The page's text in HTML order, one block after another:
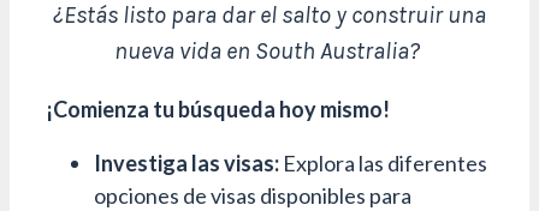
¿Estás listo para dar el salto y construir una
nueva vida en South Australia?
¡Comienza tu búsqueda hoy mismo!
Investiga las visas: Explora las diferentes
opciones de visas disponibles para